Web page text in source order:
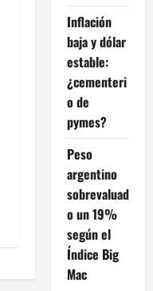
Inflación
baja y dólar
estable:
¿cementeri
o de
pymes?
Peso
argentino
sobrevaluad
o un 19%
según el
Índice Big
Mac